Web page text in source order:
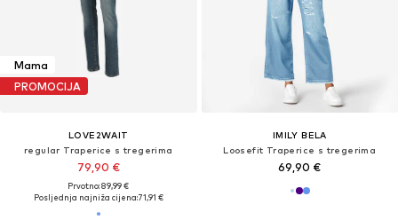
Mama
PROMOCIJA
LOVE2WAIT
regular Traperice s tregerima
79,90 €
Prvotno: 89,99 €
Posljednja najniža cijena:71,91 €
IMILY BELA
Loosefit Traperice s tregerima
69,90 €